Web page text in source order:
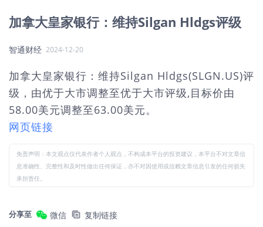
加拿大皇家银行：维持Silgan Hldgs评级
智通财经 2024-12-20
加拿大皇家银行：维持Silgan Hldgs(SLGN.US)评
级，由优于大市调整至优于大市评级,目标价由
58.00美元调整至63.00美元。
网页链接
免责声明：本文观点仅代表作者个人观点，不构成本平台的投资建议，本平台不对文章信
息准确性、完整性和及时性做出任何保证，亦不对因使用或信赖文章信息引发的任何损失
承担责任。
分享至 微信 复制链接